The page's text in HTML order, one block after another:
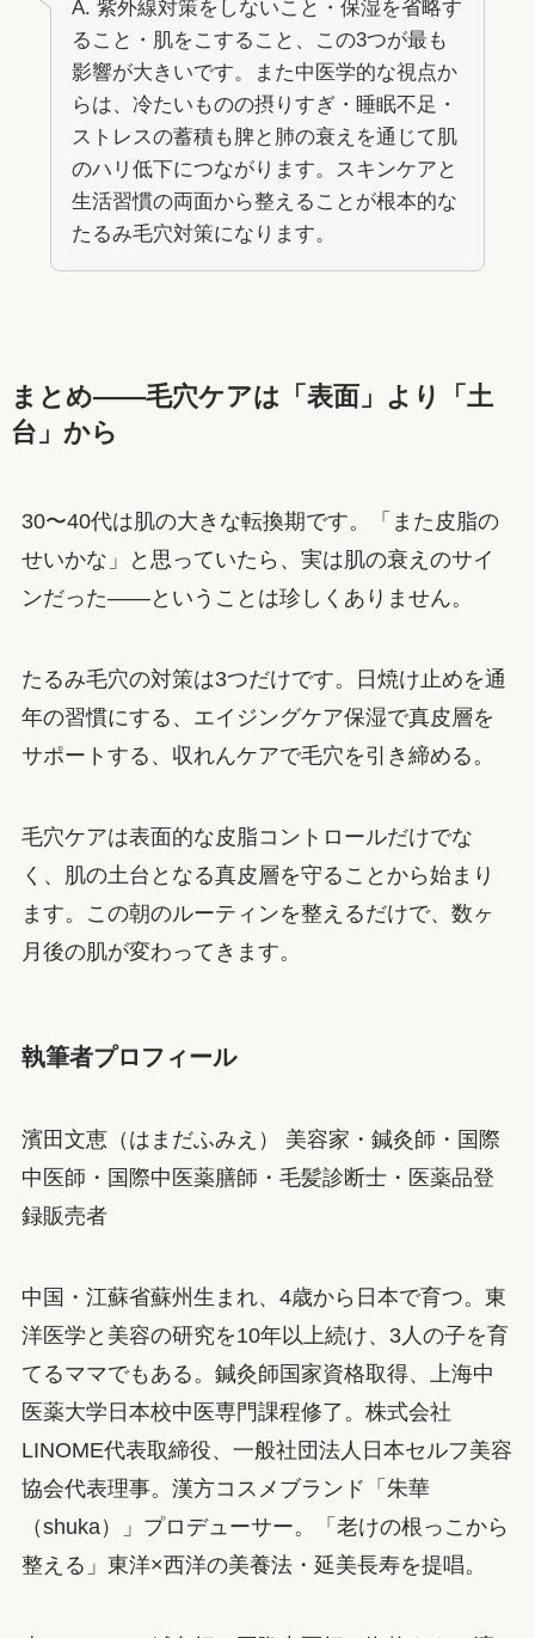
A. 紫外線対策をしないこと・保湿を省略す
ること・肌をこすること、この3つが最も
影響が大きいです。また中医学的な視点か
らは、冷たいものの摂りすぎ・睡眠不足・
ストレスの蓄積も脾と肺の衰えを通じて肌
のハリ低下につながります。スキンケアと
生活習慣の両面から整えることが根本的な
たるみ毛穴対策になります。
まとめ——毛穴ケアは「表面」より「土
台」から
30〜40代は肌の大きな転換期です。「また皮脂の
せいかな」と思っていたら、実は肌の衰えのサイ
ンだった——ということは珍しくありません。
たるみ毛穴の対策は3つだけです。日焼け止めを通
年の習慣にする、エイジングケア保湿で真皮層を
サポートする、収れんケアで毛穴を引き締める。
毛穴ケアは表面的な皮脂コントロールだけでな
く、肌の土台となる真皮層を守ることから始まり
ます。この朝のルーティンを整えるだけで、数ヶ
月後の肌が変わってきます。
執筆者プロフィール
濱田文恵（はまだふみえ） 美容家・鍼灸師・国際
中医師・国際中医薬膳師・毛髪診断士・医薬品登
録販売者
中国・江蘇省蘇州生まれ、4歳から日本で育つ。東
洋医学と美容の研究を10年以上続け、3人の子を育
てるママでもある。鍼灸師国家資格取得、上海中
医薬大学日本校中医専門課程修了。株式会社
LINOME代表取締役、一般社団法人日本セルフ美容
協会代表理事。漢方コスメブランド「朱華
（shuka）」プロデューサー。「老けの根っこから
整える」東洋×西洋の美養法・延美長寿を提唱。